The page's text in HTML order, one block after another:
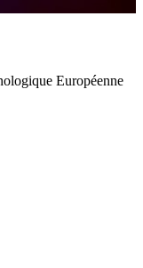
Européenne